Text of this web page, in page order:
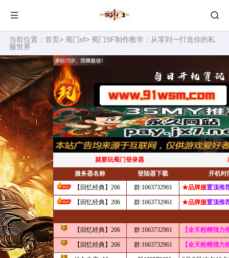
当前位置： 首页> 蜀门sf> 蜀门SF制作教学：从零到一打造你的私
服世界